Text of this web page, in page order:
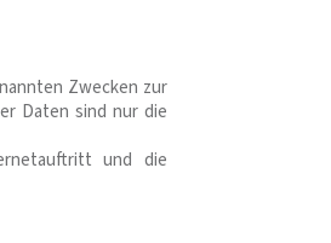
Zwecken zur
Daten sind nur die
und die